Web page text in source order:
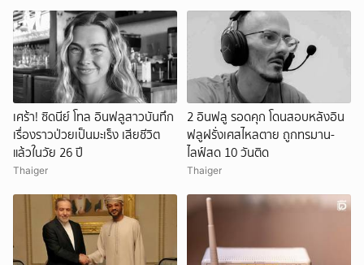
เศร้า! ซิดนีย์ โทล อินฟลูสาวบันทึก
เรื่องราวป่วยเป็นมะเร็ง เสียชีวิต
แล้วในวัย 26 ปี
Thaiger
2 อินฟลู รอดคุก โดนสอบหลังอิน
ฟลูฝรั่งเศสไหลตาย ถูกทรมาน-
ไลฟ์สด 10 วันติด
Thaiger